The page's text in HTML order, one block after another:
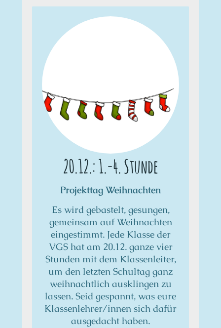
20.12.: 1.-4. Stunde
Projekttag Weihnachten
Es wird gebastelt, gesungen,
gemeinsam auf Weihnachten
eingestimmt. Jede Klasse der
VGS hat am 20.12. ganze vier
Stunden mit dem Klassenleiter,
um den letzten Schultag ganz
weihnachtlich ausklingen zu
lassen. Seid gespannt, was eure
Klassenlehrer/innen sich dafür
ausgedacht haben.